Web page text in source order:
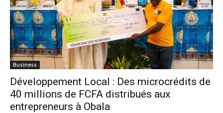
Business
Développement Local : Des microcrédits de
40 millions de FCFA distribués aux
entrepreneurs à Obala